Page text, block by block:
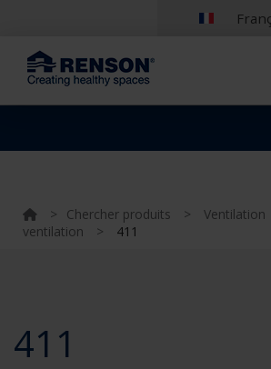
> Chercher produits > Ventilation
ventilation
> 411
411